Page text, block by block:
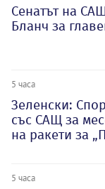
Сенатът на
Бланч за
5 часа
Зеленски:
със САЩ за
на ракети за
5 часа